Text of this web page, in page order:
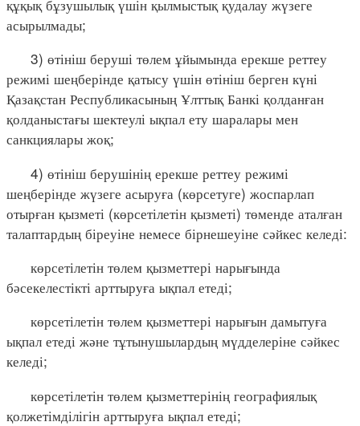
құқық бұзушылық үшін қылмыстық қудалау жүзеге
асырылмады;
3) өтініш беруші төлем ұйымында ерекше реттеу
режимі шеңберінде қатысу үшін өтініш берген күні
Қазақстан Республикасының Ұлттық Банкі қолданған
қолданыстағы шектеулі ықпал ету шаралары мен
санкциялары жоқ;
4) өтініш берушінің ерекше реттеу режимі
шеңберінде жүзеге асыруға (көрсетуге) жоспарлап
отырған қызметі (көрсетілетін қызметі) төменде аталған
талаптардың біреуіне немесе бірнешеуіне сәйкес келеді:
көрсетілетін төлем қызметтері нарығында
бәсекелестікті арттыруға ықпал етеді;
көрсетілетін төлем қызметтері нарығын дамытуға
ықпал етеді және тұтынушылардың мүдделеріне сәйкес
келеді;
көрсетілетін төлем қызметтерінің географиялық
қолжетімділігін арттыруға ықпал етеді;